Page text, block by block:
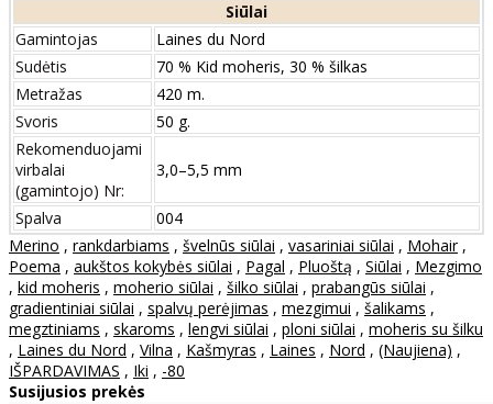
Siūlai
Gamintojas
Laines du Nord
Sudėtis
70 % Kid moheris, 30 % šilkas
Metražas
420 m.
Svoris
50 g.
Rekomenduojami
virbalai
(gamintojo) Nr:
3,0–5,5 mm
Spalva
004
Merino , rankdarbiams , švelnūs siūlai , vasariniai siūlai , Mohair,
Poema , aukštos kokybės siūlai , Pagal , Pluoštą , Siūlai , Mezgimo
, kid moheris , moherio siūlai , šilko siūlai , prabangūs siūlai ,
gradientiniai siūlai , spalvų perėjimas , mezgimui , šalikams ,
megztiniams , skaroms , lengvi siūlai , ploni siūlai , moheris su šilku
, Laines du Nord , Vilna , Kašmyras , Laines , Nord , (Naujiena) ,
IŠPARDAVIMAS , Iki , -80
Susijusios prekės